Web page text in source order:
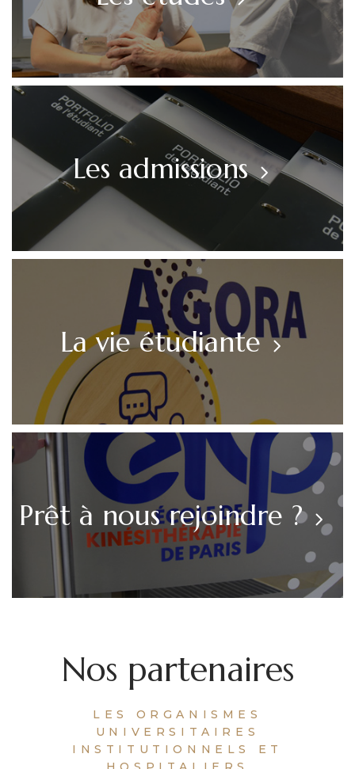
Les admissions
La vie étudiante
Prêt à nous rejoindre ?
Nos partenaires
LES ORGANISMES
UNIVERSITAIRES
INSTITUTIONNELS ET